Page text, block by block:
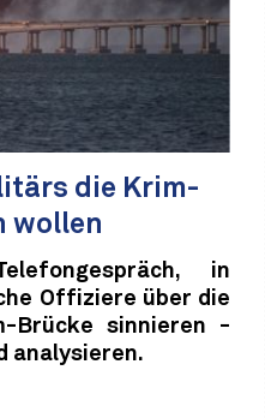
die Krim-
wollen
in
Offiziere über die
Brücke sinnieren -
analysieren.